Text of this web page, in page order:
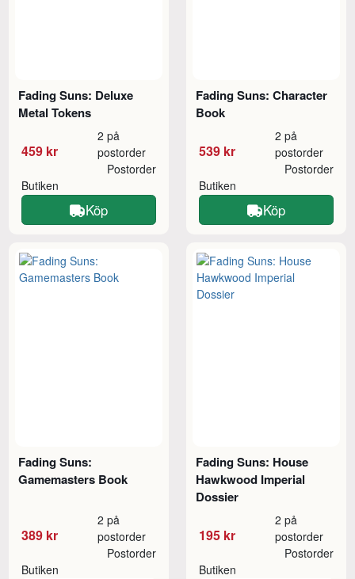
Fading Suns: Deluxe
Metal Tokens
459 kr
2 på
postorder
Butiken
Postorder
Köp
Fading Suns: Character
Book
539 kr
2 på
postorder
Butiken
Postorder
Köp
Fading Suns:
Gamemasters Book
389 kr
2 på
postorder
Butiken
Postorder
Fading Suns: House
Hawkwood Imperial
Dossier
195 kr
2 på
postorder
Butiken
Postorder